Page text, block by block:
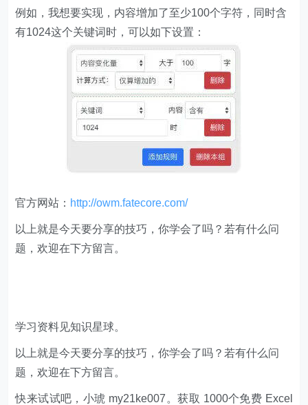
例如，我想要实现，内容增加了至少100个字符，同时含
有1024这个关键词时，可以如下设置：
官方网站： http://owm.fatecore.com/
以上就是今天要分享的技巧，你学会了吗？若有什么问
题，欢迎在下方留言。
学习资料见知识星球。
以上就是今天要分享的技巧，你学会了吗？若有什么问
题，欢迎在下方留言。
快来试试吧，小琥 my21ke007。获取 1000个免费 Excel